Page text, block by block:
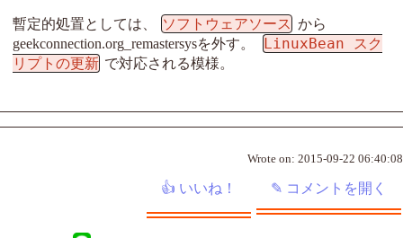
暫定的処置としては、 ソフトウェアソース から
geekconnection.org_remastersysを外す。
LinuxBean スク
リプトの更新 で対応される模様。
Wrote on: 2015-09-22 06:40:08